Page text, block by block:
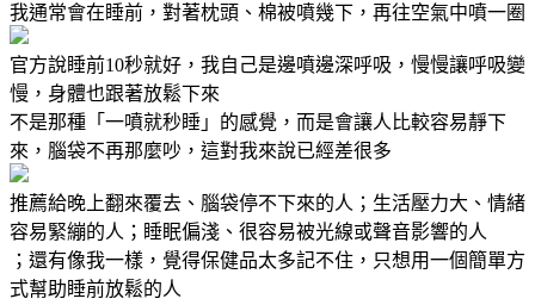
我通常會在睡前，對著枕頭、棉被噴幾下，再往空氣中噴一圈
官方說睡前10秒就好，我自己是邊噴邊深呼吸，慢慢讓呼吸變
慢，身體也跟著放鬆下來
不是那種「一噴就秒睡」的感覺，而是會讓人比較容易靜下
來，腦袋不再那麼吵，這對我來說已經差很多
推薦給晚上翻來覆去、腦袋停不下來的人；生活壓力大、情緒
容易緊繃的人；睡眠偏淺、很容易被光線或聲音影響的人
；還有像我一樣，覺得保健品太多記不住，只想用一個簡單方
式幫助睡前放鬆的人